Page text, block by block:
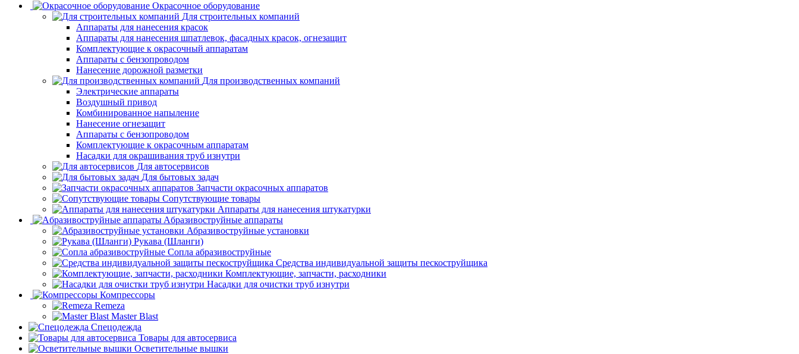
Окрасочное оборудование
Для строительных компаний
Аппараты для нанесения красок
Аппараты для нанесения шпатлевок, фасадных красок, огнезащит
Комплектующие к окрасочный аппаратам
Аппараты с бензопроводом
Нанесение дорожной разметки
Для производственных компаний
Электрические аппараты
Воздушный привод
Комбинированное напыление
Нанесение огнезащит
Аппараты с бензопроводом
Комплектующие к окрасочным аппаратам
Насадки для окрашивания труб изнутри
Для автосервисов
Для бытовых задач
Запчасти окрасочных аппаратов
Сопутствующие товары
Аппараты для нанесения штукатурки
Aбразивоструйные аппараты
Абразивоструйные установки
Рукава (Шланги)
Сопла абразивоструйные
Средства индивидуальной защиты пескоструйщика
Комплектующие, запчасти, расходники
Насадки для очистки труб изнутри
Компрессоры
Remeza
Master Blast
Спецодежда
Товары для автосервиса
Осветительные вышки